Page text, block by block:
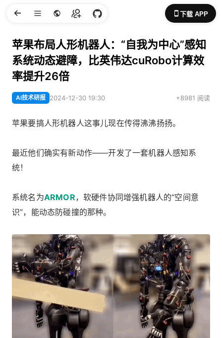
下载 APP
苹果布局人形机器人：“自我为中心”感知
系统动态避障，比英伟达cuRobo计算效
率提升26倍
AI技术研报 2024-12-30 19:30 +8981 阅读
苹果要搞人形机器人这事儿现在传得沸沸扬扬。
最近他们确实有新动作——开发了一套机器人感知系
统！
系统名为ARMOR，软硬件协同增强机器人的“空间意
识”，能动态防碰撞的那种。